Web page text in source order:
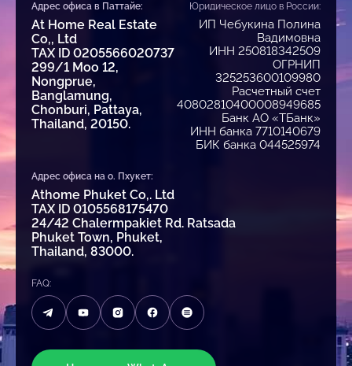
Адрес офиса в Паттайе:
At Home Real Estate
Co,, Ltd
TAX ID 0205566020737
299/1 Moo 12,
Nongprue,
Banglamung,
Chonburi, Pattaya,
Thailand, 20150.
Юридическое лицо в России:
ИП Чебукина Полина
Вадимовна
ИНН 250818342509
ОГРНИП
325253600109980
Расчетный счет
40802810400008949685
Банк АО «ТБанк»
ИНН банка 7710140679
БИК банка 044525974
Адрес офиса на о. Пхукет:
Athome Phuket Co,. Ltd
TAX ID 0105568175470
24/42 Chalermpakiet Rd. Ratsada
Phuket Town, Phuket,
Thailand, 83000.
FAQ: